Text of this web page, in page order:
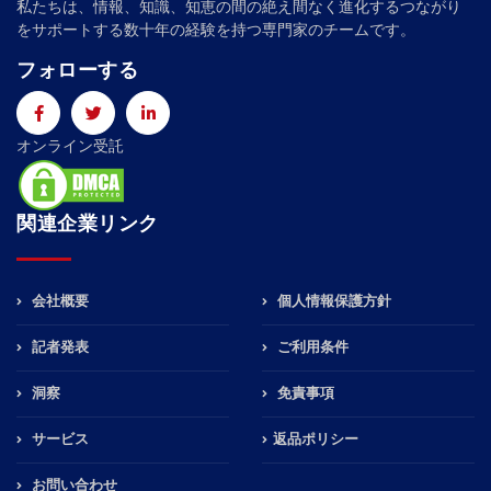
私たちは、情報、知識、知恵の間の絶え間なく進化するつながり
をサポートする数十年の経験を持つ専門家のチームです。
フォローする
オンライン受託
関連企業リンク
会社概要
記者発表
洞察
サービス
お問い合わせ
個人情報保護方針
ご利用条件
免責事項
返品ポリシー